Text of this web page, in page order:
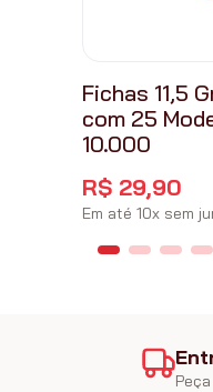
Fichas 11,5
com 25
10.000
R$ 29,90
Em até 10x sem